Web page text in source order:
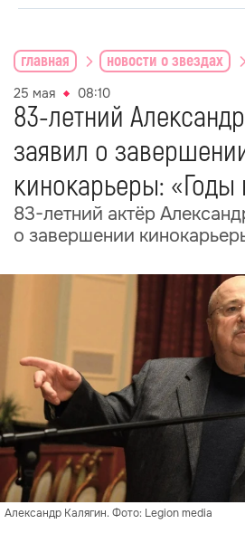
главная новости о звездах
25 мая 08:10
83-летний
заявил о
кинокарьеры: «Годы
83-летний актёр
о завершении
Александр Калягин. Фото: Legion media